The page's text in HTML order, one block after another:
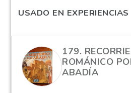
USADO EN EXPERIENCIAS
179.
ROMÁNICO
ABADÍA